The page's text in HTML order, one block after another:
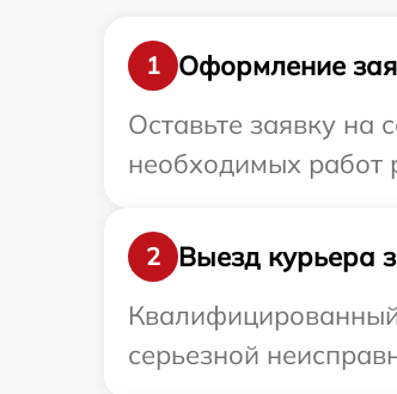
1
Оформление
Оставьте заявку на
необходимых работ
2
Выезд курьера
серьезной